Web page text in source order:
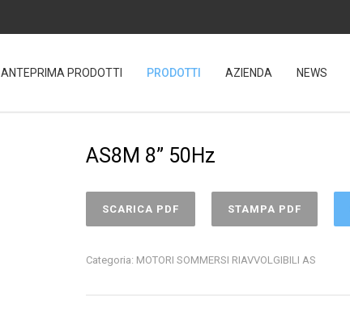
ANTEPRIMA PRODOTTI PRODOTTI AZIENDA NEWS
AS8M 8” 50Hz
SCARICA PDF STAMPA PDF
Categoria: MOTORI SOMMERSI RIAVVOLGIBILI AS